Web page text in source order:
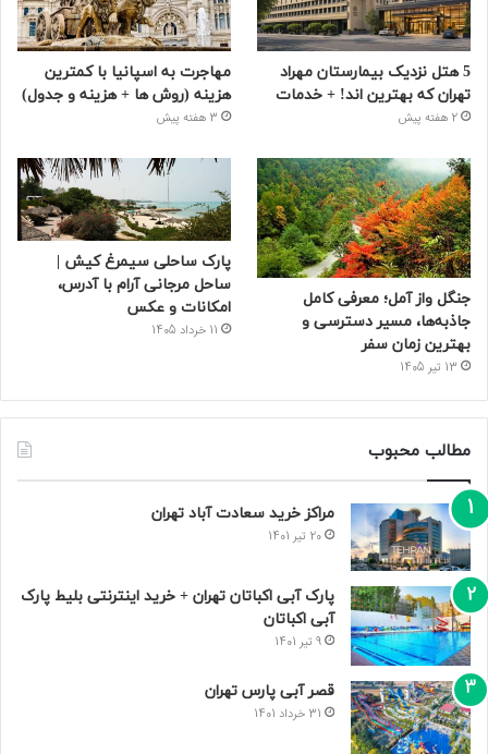
5 هتل نزدیک بیمارستان مهراد
تهران که بهترین‌ اند! + خدمات
2 هفته پیش
مهاجرت به اسپانیا با کمترین
هزینه (روش ها + هزینه و جدول)
3 هفته پیش
جنگل واز آمل؛ معرفی کامل
جاذبه‌ها، مسیر دسترسی و
بهترین زمان سفر
13 تیر 1405
پارک ساحلی سیمرغ کیش |
ساحل مرجانی آرام با آدرس،
امکانات و عکس
11 خرداد 1405
مطالب محبوب
مراکز خرید سعادت‌ آباد تهران
20 تیر 1401
پارک آبی اکباتان تهران + خرید اینترنتی بلیط پارک
آبی اکباتان
9 تیر 1401
قصر آبی پارس تهران
31 خرداد 1401